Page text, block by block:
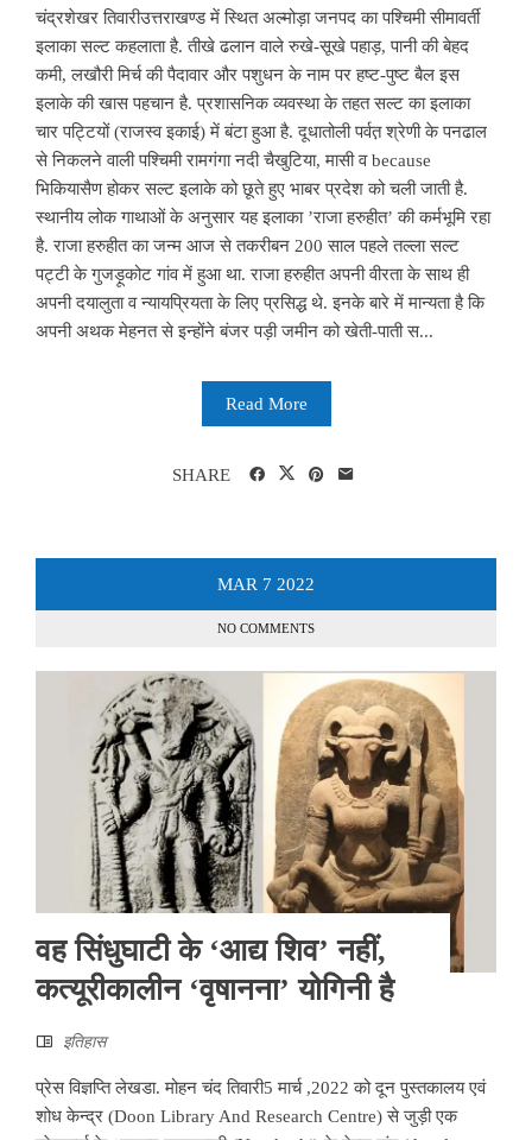
चंद्रशेखर तिवारीउत्तराखण्ड में स्थित अल्मोड़ा जनपद का पश्चिमी सीमावर्ती
इलाका सल्ट कहलाता है. तीखे ढलान वाले रुखे-सूखे पहाड़, पानी की बेहद
कमी, लखौरी मिर्च की पैदावार और पशुधन के नाम पर हष्ट-पुष्ट बैल इस
इलाके की खास पहचान है. प्रशासनिक व्यवस्था के तहत सल्ट का इलाका
चार पट्टियों (राजस्व इकाई) में बंटा हुआ है. दूधातोली पर्वत़ श्रेणी के पनढाल
से निकलने वाली पश्चिमी रामगंगा नदी चैखुटिया, मासी व because
भिकियासैण होकर सल्ट इलाके को छूते हुए भाबर प्रदेश को चली जाती है.
स्थानीय लोक गाथाओं के अनुसार यह इलाका ’राजा हरुहीत’ की कर्मभूमि रहा
है. राजा हरुहीत का जन्म आज से तकरीबन 200 साल पहले तल्ला सल्ट
पट्टी के गुजड़ूकोट गांव में हुआ था. राजा हरुहीत अपनी वीरता के साथ ही
अपनी दयालुता व न्यायप्रियता के लिए प्रसिद्ध थे. इनके बारे में मान्यता है कि
अपनी अथक मेहनत से इन्होंने बंजर पड़ी जमीन को खेती-पाती स...
Read More
SHARE
MAR 7 2022
NO COMMENTS
वह सिंधुघाटी के ‘आद्य शिव’ नहीं,
कत्यूरीकालीन ‘वृषानना’ योगिनी है
इतिहास
प्रेस विज्ञप्ति लेखडा. मोहन चंद तिवारी5 मार्च ,2022 को दून पुस्तकालय एवं
शोध केन्द्र (Doon Library And Research Centre) से जुड़ी एक